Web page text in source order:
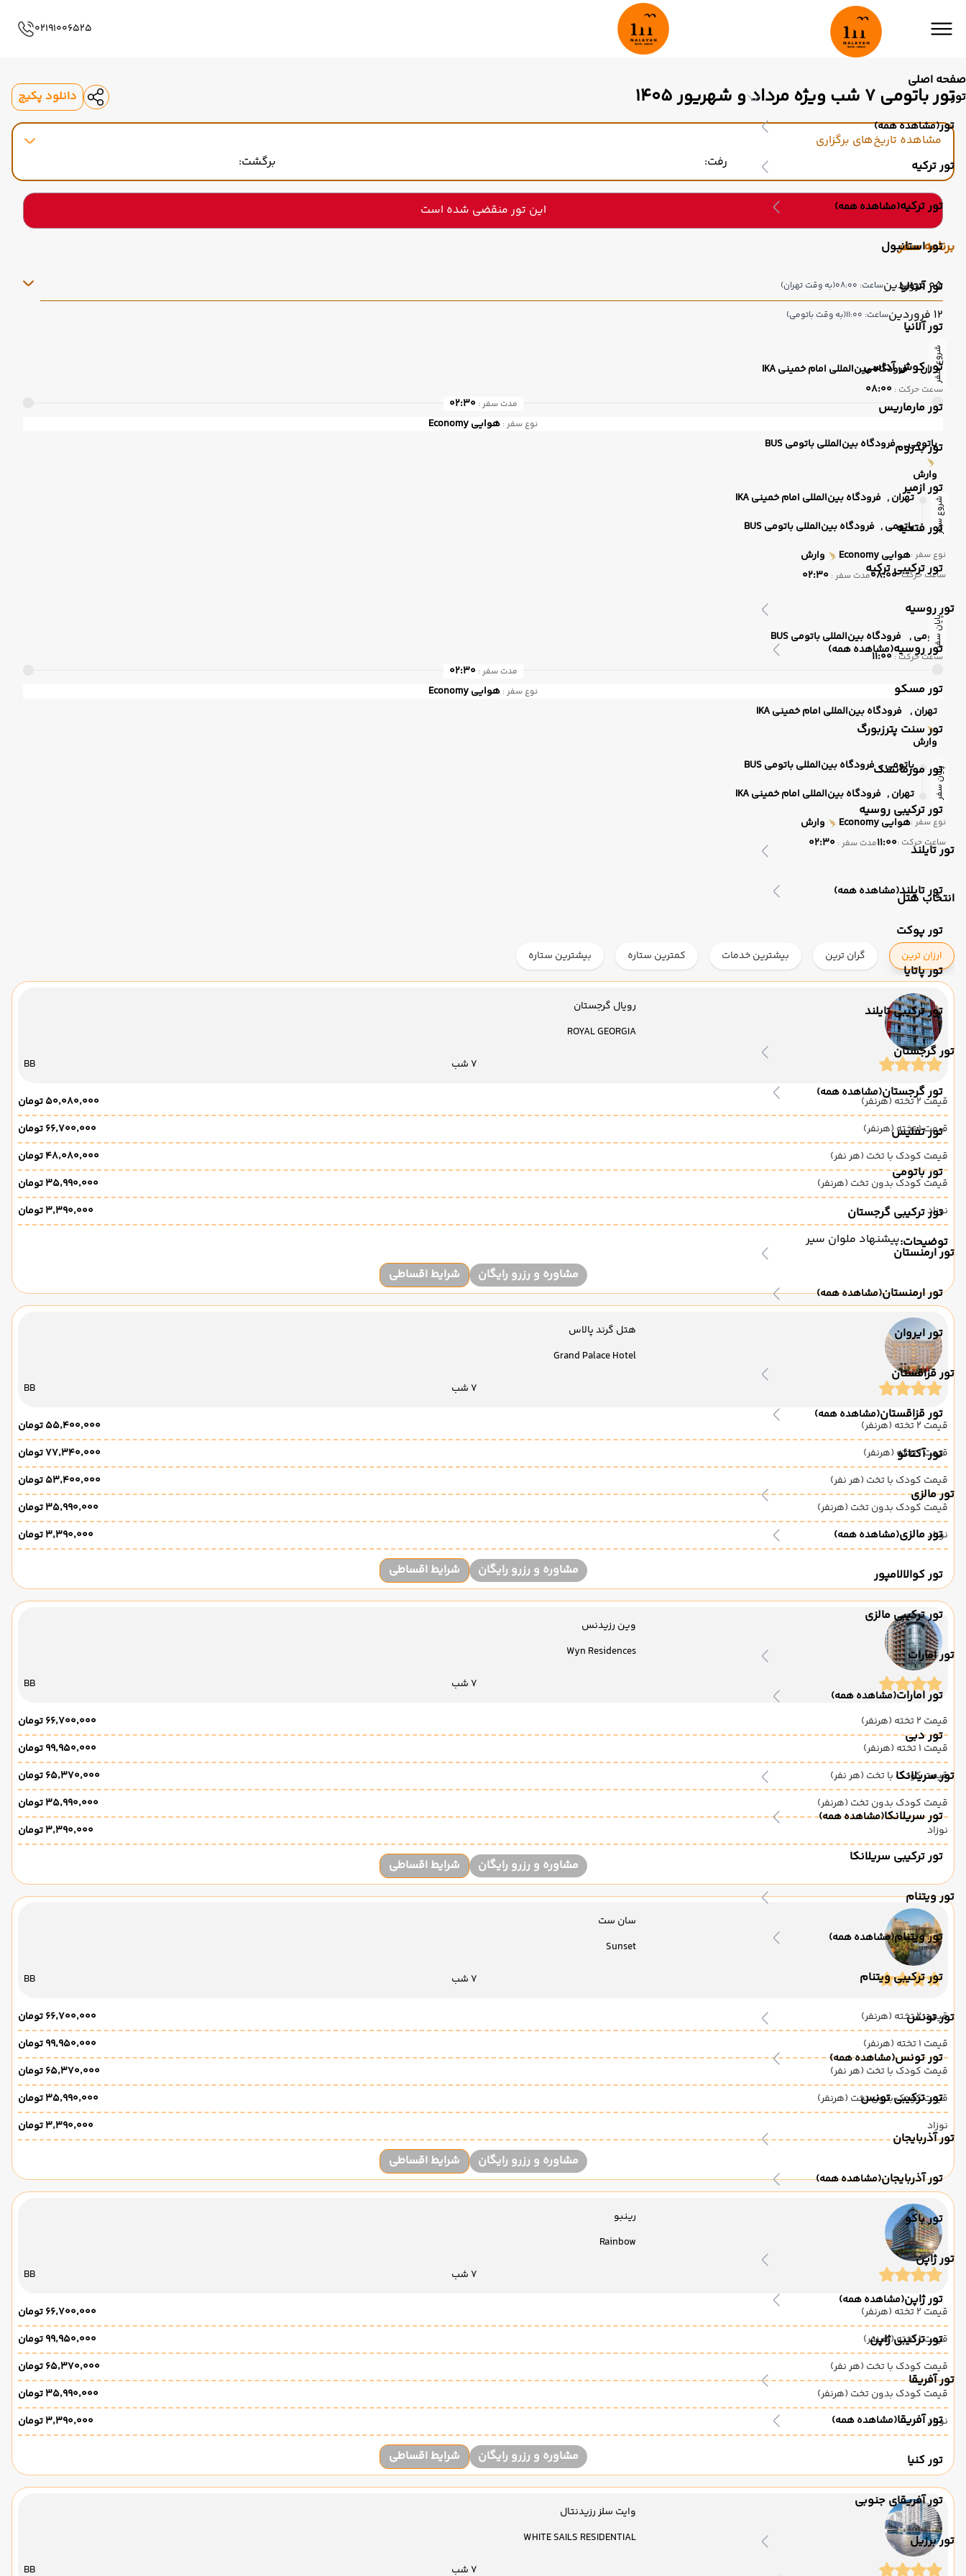
صفحه اصلی
تور
تور(مشاهده همه)
تور ترکیه
تور ترکیه(مشاهده همه)
تور استانبول
تور آنتالیا
تور آلانیا
تور کوش آداسی
تور مارماریس
تور بدروم
تور ازمیر
تور فتحیه
تور ترکیبی ترکیه
تور روسیه
تور روسیه(مشاهده همه)
تور مسکو
تور سنت پترزبورگ
تور مورمانسک
تور ترکیبی روسیه
تور تایلند
تور تایلند(مشاهده همه)
تور پوکت
تور پاتایا
تور ترکیبی تایلند
تور گرجستان
تور گرجستان(مشاهده همه)
تور تفلیس
تور باتومی
تور ترکیبی گرجستان
تور ارمنستان
تور ارمنستان(مشاهده همه)
تور ایروان
تور قزاقستان
تور قزاقستان(مشاهده همه)
تور آکتائو
تور مالزی
تور مالزی(مشاهده همه)
تور کوالالامپور
تور ترکیبی مالزی
تور امارات
تور امارات(مشاهده همه)
تور دبی
تور سریلانکا
تور سریلانکا(مشاهده همه)
تور ترکیبی سریلانکا
تور ویتنام
تور ویتنام(مشاهده همه)
تور ترکیبی ویتنام
تور تونس
تور تونس(مشاهده همه)
تور ترکیبی تونس
تور آذربایجان
تور آذربایجان(مشاهده همه)
تور باکو
تور ژاپن
تور ژاپن(مشاهده همه)
تور ترکیبی ژاپن
تور آفریقا
تور آفریقا(مشاهده همه)
تور کنیا
تور آفریقای جنوبی
تور برزیل
02191006525
تور باتومی 7 شب ویژه مرداد و شهریور 1405 دانلود پکیج
مشاهده تاریخ‌های برگزاری
رفت:
برگشت:
این تور منقضی شده است
برنامه سفر
05 فروردین ساعت: 08:00 (به وقت تهران)
12 فروردین ساعت: 11:00 (به وقت باتومی)
شروع سفر
تهران , فرودگاه بین‌المللی امام خمینی IKA
ساعت حرکت : 08:00
مدت سفر :02:30
نوع سفر : هوایی
باتومی , فرودگاه بین‌المللی باتومی BUS
وارش
شروع سفر تهران , فرودگاه بین‌المللی امام خمینی IKA
باتومی , فرودگاه بین‌المللی باتومی BUS
نوع سفر :هوایی وارش
ساعت حرکت :08:00مدت سفر : 02:30
پایان سفرباتومی , فرودگاه بین‌المللی باتومی BUS
ساعت حرکت : 11:00
مدت سفر :02:30
نوع سفر : هوایی
تهران , فرودگاه بین‌المللی امام خمینی IKA
وارش
پایان سفر باتومی , فرودگاه بین‌المللی باتومی BUS
تهران , فرودگاه بین‌المللی امام خمینی IKA
نوع سفر :هوایی وارش
ساعت حرکت :11:00مدت سفر : 02:30
انتخاب هتل
ارزان ترین گران ترین بیشترین خدمات کمترین ستاره بیشترین ستاره
رویال گرجستان
ROYAL GEORGIA
7 شب BB
قیمت 2 تخته (هرنفر)
۵۰٬۰۸۰٬۰۰۰ تومان
قیمت 1 تخته (هرنفر)
۶۶٬۷۰۰٬۰۰۰ تومان
قیمت کودک با تخت (هر نفر)
۴۸٬۰۸۰٬۰۰۰ تومان
قیمت کودک بدون تخت (هرنفر)
۳۵٬۹۹۰٬۰۰۰ تومان
نوزاد
۳٬۳۹۰٬۰۰۰ تومان
توضیحات:پیشنهاد ملوان سیر
مشاوره و رزرو رایگان
شرایط اقساطی
هتل گرند پالاس
Grand Palace Hotel
7 شب BB
قیمت 2 تخته (هرنفر)
۵۵٬۴۰۰٬۰۰۰ تومان
قیمت 1 تخته (هرنفر)
۷۷٬۳۴۰٬۰۰۰ تومان
قیمت کودک با تخت (هر نفر)
۵۳٬۴۰۰٬۰۰۰ تومان
قیمت کودک بدون تخت (هرنفر)
۳۵٬۹۹۰٬۰۰۰ تومان
نوزاد
۳٬۳۹۰٬۰۰۰ تومان
مشاوره و رزرو رایگان شرایط اقساطی
وین رزیدنس
Wyn Residences
7 شب BB
قیمت 2 تخته (هرنفر)
۶۶٬۷۰۰٬۰۰۰ تومان
قیمت 1 تخته (هرنفر)
۹۹٬۹۵۰٬۰۰۰ تومان
قیمت کودک با تخت (هر نفر)
۶۵٬۳۷۰٬۰۰۰ تومان
قیمت کودک بدون تخت (هرنفر)
۳۵٬۹۹۰٬۰۰۰ تومان
نوزاد
۳٬۳۹۰٬۰۰۰ تومان
مشاوره و رزرو رایگان شرایط اقساطی
سان ست
Sunset
7 شب BB
قیمت 2 تخته (هرنفر)
۶۶٬۷۰۰٬۰۰۰ تومان
قیمت 1 تخته (هرنفر)
۹۹٬۹۵۰٬۰۰۰ تومان
قیمت کودک با تخت (هر نفر)
۶۵٬۳۷۰٬۰۰۰ تومان
قیمت کودک بدون تخت (هرنفر)
۳۵٬۹۹۰٬۰۰۰ تومان
نوزاد
۳٬۳۹۰٬۰۰۰ تومان
مشاوره و رزرو رایگان شرایط اقساطی
رینبو
Rainbow
7 شب BB
قیمت 2 تخته (هرنفر)
۶۶٬۷۰۰٬۰۰۰ تومان
قیمت 1 تخته (هرنفر)
۹۹٬۹۵۰٬۰۰۰ تومان
قیمت کودک با تخت (هر نفر)
۶۵٬۳۷۰٬۰۰۰ تومان
قیمت کودک بدون تخت (هرنفر)
۳۵٬۹۹۰٬۰۰۰ تومان
نوزاد
۳٬۳۹۰٬۰۰۰ تومان
مشاوره و رزرو رایگان شرایط اقساطی
وایت سلز رزیدنتال
WHITE SAILS RESIDENTIAL
7 شب BB